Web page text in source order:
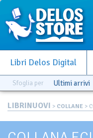
Libri Delos Digital
Sfoglia per Ultimi arrivi
LIBRINUOVI > COLLANE >